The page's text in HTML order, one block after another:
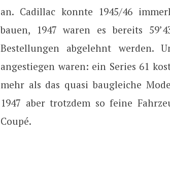
an. Cadillac konnte 1945/46
bauen, 1947 waren es bereits
Bestellungen abgelehnt werden.
angestiegen waren: ein Series 61
mehr als das quasi baugleiche
1947 aber trotzdem so feine
Coupé.